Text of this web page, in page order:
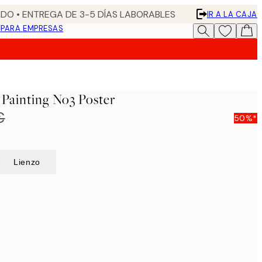
• ENTREGA DE 3-5 DÍAS LABORABLES
IR A LA CAJA
PARA EMPRESAS
No3 Poster
50%*
Lienzo